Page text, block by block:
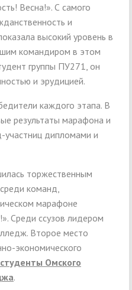
Весна!». С самого
и
высокий уровень в
командиром в этом
группы ПУ271, он
и эрудицией.
каждого этапа. В
результаты марафона и
дипломами и
торжественным
команд,
марафоне
Среди ссузов лидером
Второе место
экономического
Омского
.